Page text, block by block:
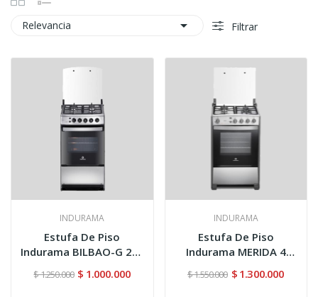
Relevancia  Filtrar
INDURAMA
Estufa De Piso
Indurama BILBAO-G 20"
$ 1.250.000 $ 1.000.000
INDURAMA
Estufa De Piso
Indurama MERIDA 4
$ 1.550.000 $ 1.300.000